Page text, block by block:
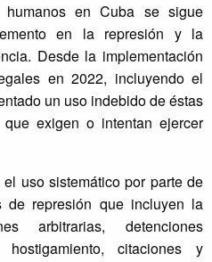
en Cuba se sigue
en la represión y la
Desde la implementación
en 2022, incluyendo el
un uso indebido de éstas
exigen o intentan ejercer
uso sistemático por parte de
de represión que incluyen la
arbitrarias, detenciones
citaciones y